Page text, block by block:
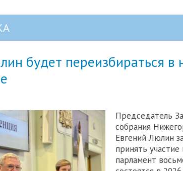
будет переизбираться в
Председатель
собрания
Евгений Люлин
принять
парламент